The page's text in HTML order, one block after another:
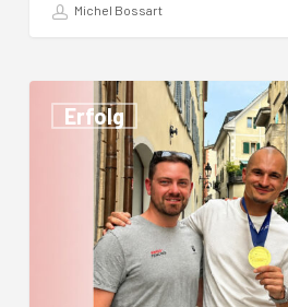
Michel Bossart
Erfolg
Malcotti
empfangen